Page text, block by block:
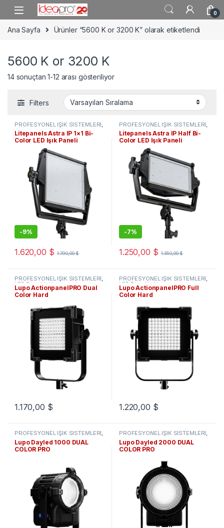
Skip to navigation
Skip to content
0
Ana Sayfa Ürünler “5600 K or 3200 K” olarak etiketlendi
5600 K or 3200 K
14 sonuçtan 1-12 arası gösteriliyor
Filters
PROFESYONEL IŞIK SİSTEMLERİ
LED Panel Işıklar
Litepanels Astra IP 1×1 Bi-
Color LED Işık Paneli
-9%
1.620,00 $ 1.790,00$
PROFESYONEL IŞIK SİSTEMLERİ
LED Panel Işıklar
Litepanels Astra IP Half Bi-
Color LED Işık Paneli
-7%
1.250,00 $ 1.350,00$
PROFESYONEL IŞIK SİSTEMLERİ,
LED Panel Işıklar
Lupo ActionpanelPRO Dual
Color Hard
1.170,00 $
PROFESYONEL IŞIK SİSTEMLERİ,
LED Panel Işıklar
Lupo ActionpanelPRO Full
Color Hard
1.220,00 $
PROFESYONEL IŞIK SİSTEMLERİ,
LED Fresnel Işıklar
Lupo Dayled 1000 DUAL
COLOR PRO
PROFESYONEL IŞIK SİSTEMLERİ,
LED Fresnel Işıklar
Lupo Dayled 2000 DUAL
COLOR PRO